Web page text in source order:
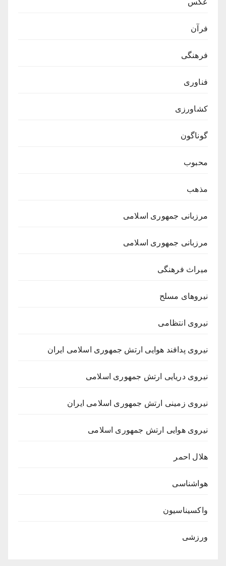
عکس
فرآن
فرهنگی
فناوری
کشاورزی
گوناگون
محبوب
مذهب
مرزبانی جمهوری اسلامی
مرزبانی جمهوری اسلامی
میراث فرهنگی
نیروهای مسلح
نیروی انتظامی
نیروی پدافند هوایی ارتش جمهوری اسلامی ایران
نیروی دریایی ارتش جمهوری اسلامی
نیروی زمینی ارتش جمهوری اسلامی ایران
نیروی هوایی ارتش جمهوری اسلامی
هلال احمر
هواشناسی
واکسیناسیون
ورزشی